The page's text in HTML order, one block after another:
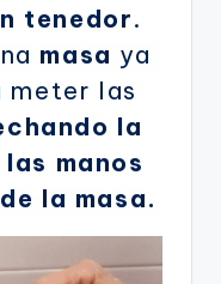
tenedor.
masa ya
meter las
la
las manos
la masa.